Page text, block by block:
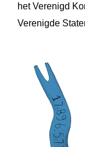
het Verenigd
Verenigde